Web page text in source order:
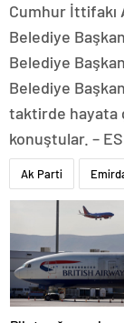
Cumhur İttifakı
Belediye
Belediye
Belediye
taktirde hayata
konuştular. –
Ak Parti